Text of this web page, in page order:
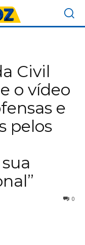
Civil
o vídeo
e
pelos
0